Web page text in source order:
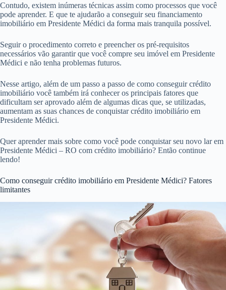
Contudo, existem inúmeras técnicas assim como processos que você
pode aprender. E que te ajudarão a conseguir seu financiamento
imobiliário em Presidente Médici da forma mais tranquila possível.
Seguir o procedimento correto e preencher os pré-requisitos
necessários vão garantir que você compre seu imóvel em Presidente
Médici e não tenha problemas futuros.
Nesse artigo, além de um passo a passo de como conseguir crédito
imobiliário você também irá conhecer os principais fatores que
dificultam ser aprovado além de algumas dicas que, se utilizadas,
aumentam as suas chances de conquistar crédito imobiliário em
Presidente Médici.
Quer aprender mais sobre como você pode conquistar seu novo lar em
Presidente Médici – RO com crédito imobiliário? Então continue
lendo!
Como conseguir crédito imobiliário em Presidente Médici? Fatores
limitantes